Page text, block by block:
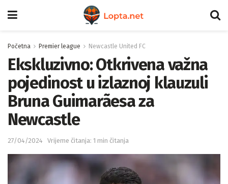
Početna Premier league Newcastle United FC
Ekskluzivno: Otkrivena važna
pojedinost u izlaznoj klauzuli
Bruna Guimarãesa za
Newcastle
27/04/2024 Vrijeme čitanja: 1 min čitanja